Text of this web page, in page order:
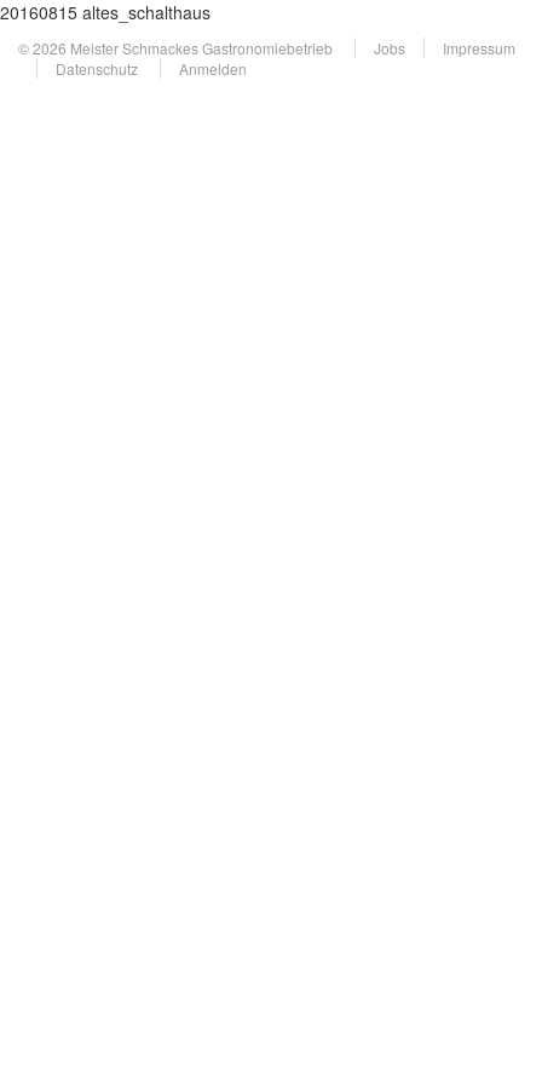
20160815 altes_schalthaus
© 2026 Meister Schmackes Gastronomiebetrieb Jobs
Impressum
Datenschutz
Anmelden